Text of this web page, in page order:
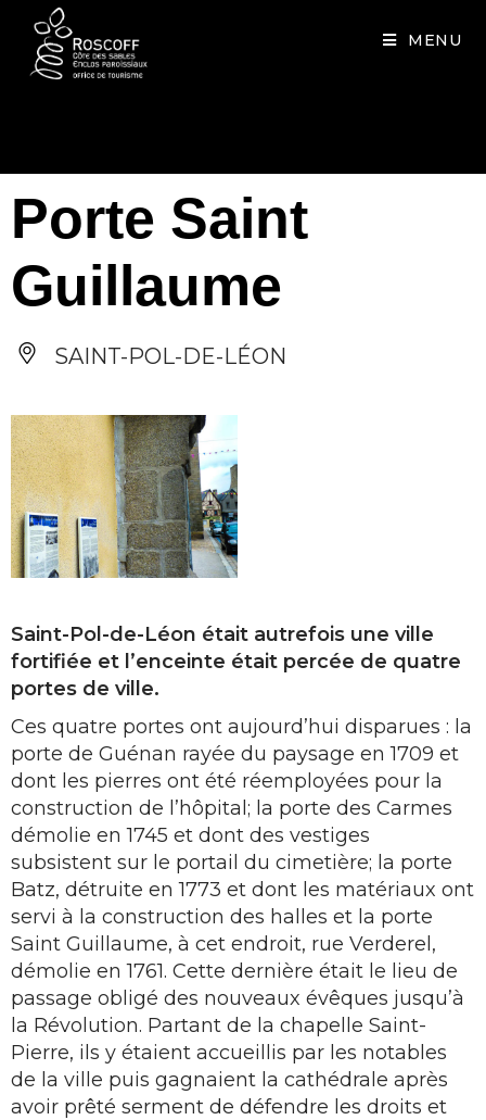
MENU
Porte Saint
Guillaume
SAINT-POL-DE-LÉON
Saint-Pol-de-Léon était autrefois une ville
fortifiée et l’enceinte était percée de quatre
portes de ville.
Ces quatre portes ont aujourd’hui disparues : la
porte de Guénan rayée du paysage en 1709 et
dont les pierres ont été réemployées pour la
construction de l’hôpital; la porte des Carmes
démolie en 1745 et dont des vestiges
subsistent sur le portail du cimetière; la porte
Batz, détruite en 1773 et dont les matériaux ont
servi à la construction des halles et la porte
Saint Guillaume, à cet endroit, rue Verderel,
démolie en 1761. Cette dernière était le lieu de
passage obligé des nouveaux évêques jusqu’à
la Révolution. Partant de la chapelle Saint-
Pierre, ils y étaient accueillis par les notables
de la ville puis gagnaient la cathédrale après
avoir prêté serment de défendre les droits et
Cookies management panel